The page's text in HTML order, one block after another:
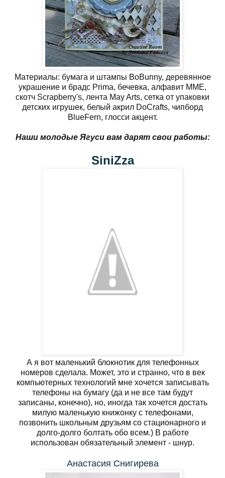
Материалы: бумага и штампы BoBunny, деревянное
украшение и брадс Prima, бечевка, алфавит MME,
скотч Scrapberry's, лента May Arts, сетка от упаковки
детских игрушек, белый акрил DoCrafts, чипборд
BlueFern, глосси акцент.
Наши молодые Ягуси вам дарят свои работы:
SiniZza
А я вот маленький блокнотик для телефонных
номеров сделала. Может, это и странно, что в век
компьютерных технологий мне хочется записывать
телефоны на бумагу (да и не все там будут
записаны, конечно), но, иногда так хочется достать
милую маленькую книжонку с телефонами,
позвонить школьным друзьям со стационарного и
долго-долго болтать обо всем.) В работе
использован обязательный элемент - шнур.
Анастасия Снигирева